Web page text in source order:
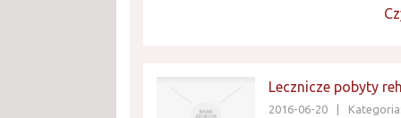
Lecznicze pobyty
2016-06-20